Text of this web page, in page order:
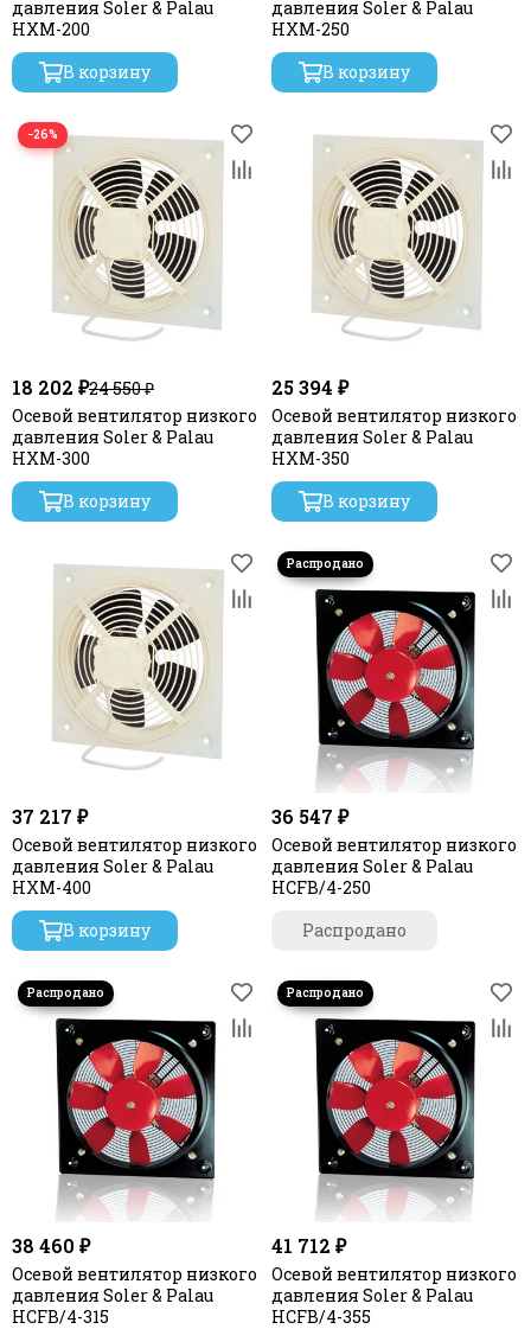
давления Soler & Palau
HXM-200
В корзину
давления Soler & Palau
HXM-250
В корзину
−26%
18 202 ₽24 550 ₽
Осевой вентилятор низкого
давления Soler & Palau
HXM-300
В корзину
25 394 ₽
Осевой вентилятор низкого
давления Soler & Palau
HXM-350
В корзину
37 217 ₽
Осевой вентилятор низкого
давления Soler & Palau
HXM-400
В корзину
36 547 ₽
Осевой вентилятор низкого
давления Soler & Palau
HCFB/4-250
Распродано
38 460 ₽
Осевой вентилятор низкого
давления Soler & Palau
HCFB/4-315
41 712 ₽
Осевой вентилятор низкого
давления Soler & Palau
HCFB/4-355